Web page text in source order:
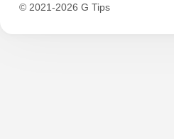
© 2021-2026 G Tips